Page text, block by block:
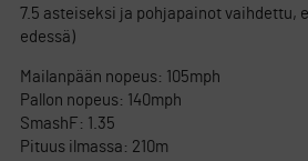
7.5 asteiseksi ja pohjapainot vaihdettu,
edessä)
Mailanpään nopeus: 105mph
Pallon nopeus: 140mph
SmashF: 1.35
Pituus ilmassa: 210m